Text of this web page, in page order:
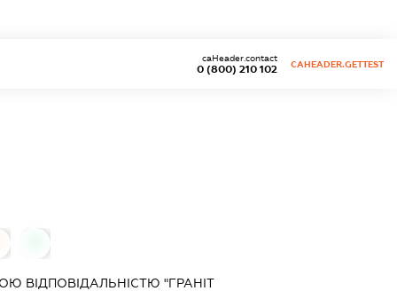
0 (800) 210 102
caHeader.contact
CAHEADER.GETTEST
ВІДПОВІДАЛЬНІСТЮ "ГРАНІТ